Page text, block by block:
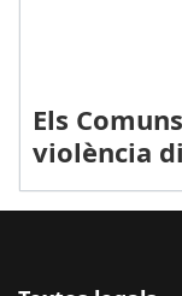
Els
violència